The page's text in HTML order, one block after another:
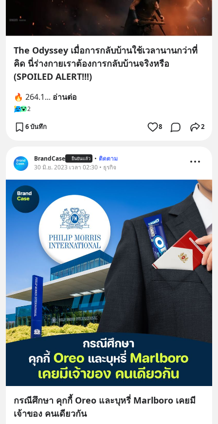
The Odyssey เมื่อการกลับบ้านใช้เวลานานกว่าที่
คิด นี่ร่างกายเราต้องการกลับบ้านจริงหรือ
(SPOILED ALERT!!!)
🔥 264.1... อ่านต่อ
2
6 บันทึก 8 2
BrandCase ยืนยันแล้ว • ติดตาม
30 มิ.ย. 2023 เวลา 02:30 • ธุรกิจ
กรณีศึกษา คุกกี้ Oreo และบุหรี่ Marlboro เคยมี
เจ้าของ คนเดียวกัน